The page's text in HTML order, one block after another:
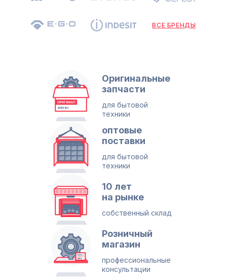
ВСЕ БРЕНДЫ
Оригинальные
запчасти
для бытовой
техники
оптовые
поставки
для бытовой
техники
10 лет
на рынке
собственный склад
Розничный
магазин
профессиональные
консультации